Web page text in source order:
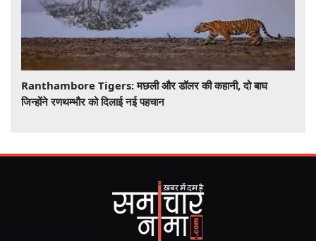
Ranthambore Tigers: मछली और डॉलर की कहानी, दो बाघ
जिन्होंने रणथम्भौर को दिलाई नई पहचान